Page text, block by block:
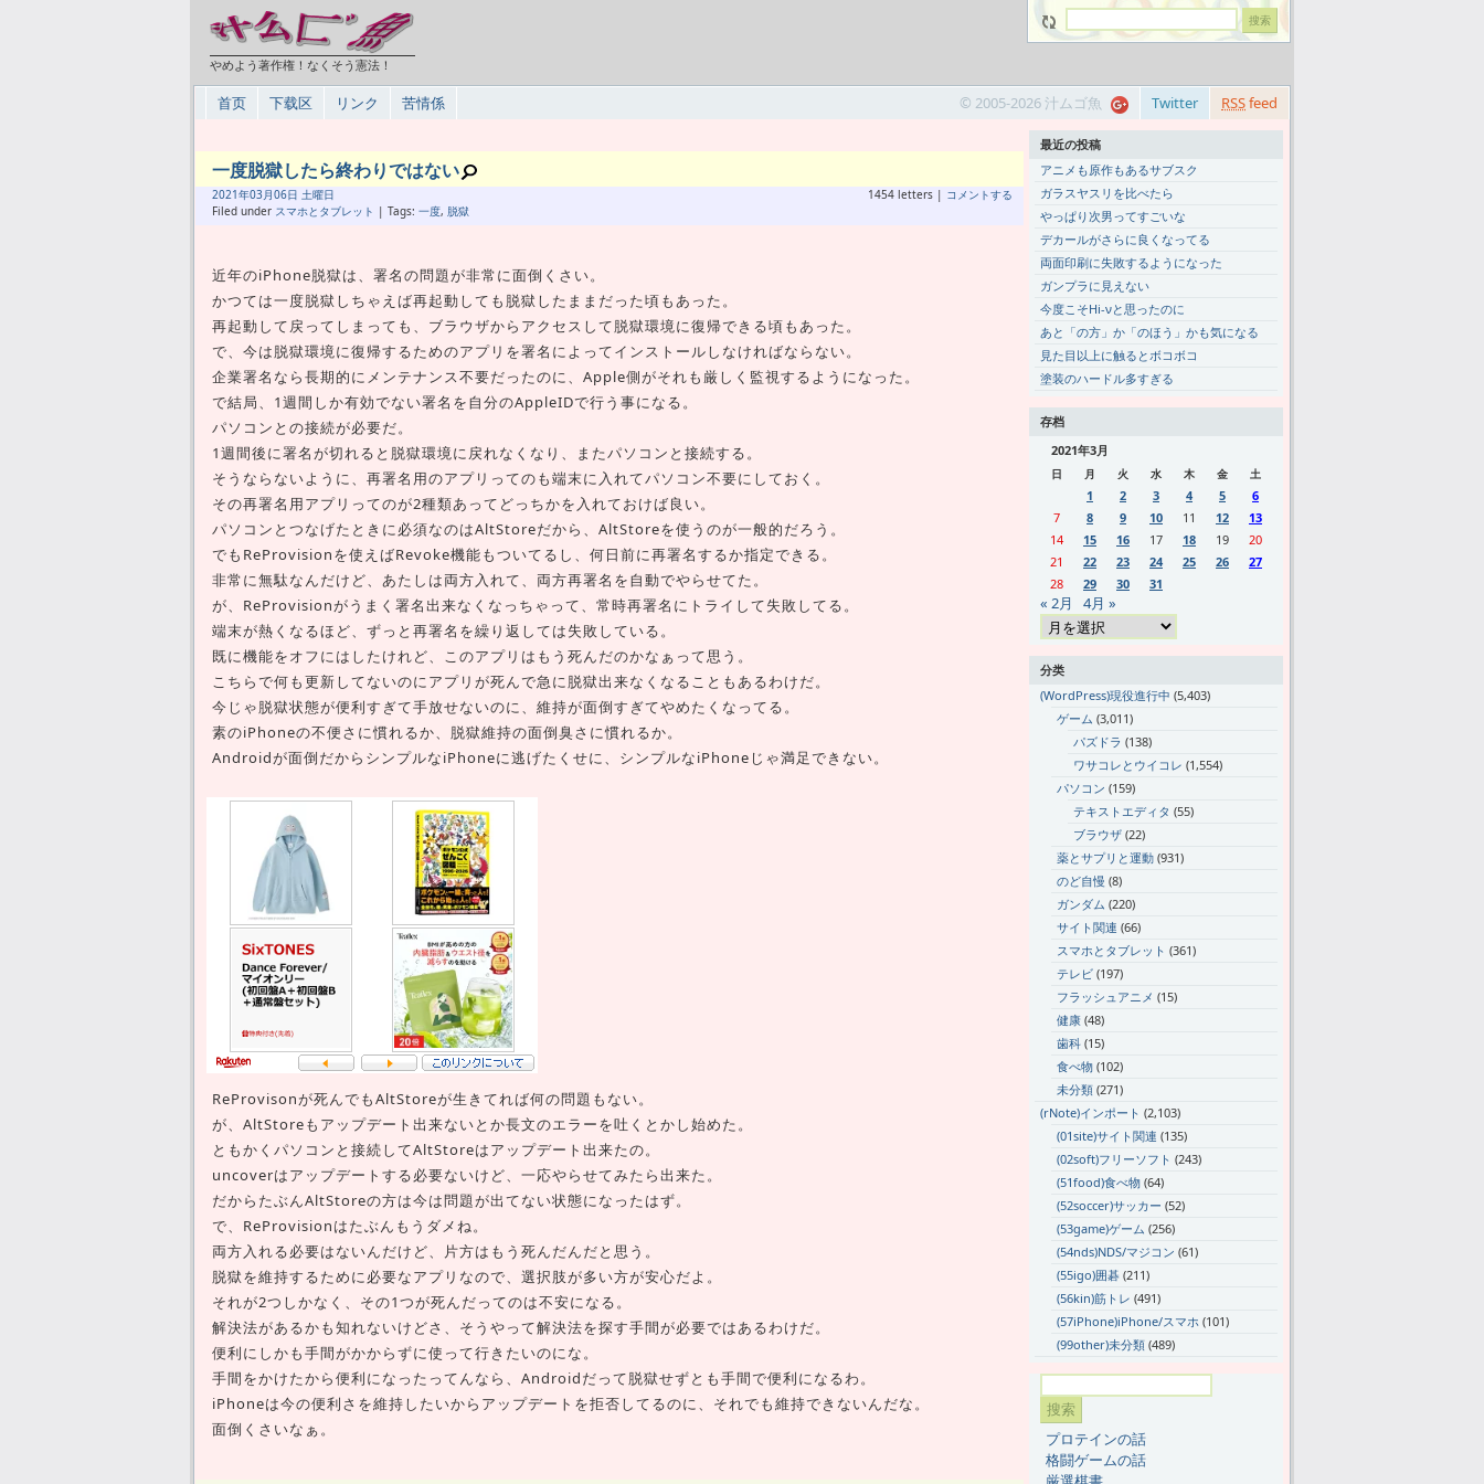
やめよう著作権！なくそう憲法！
首页 下载区 リンク 苦情係 RSSfeed
Twitter
© 2005-2026 汁ムゴ魚
一度脱獄したら終わりではない
2021年03月06日 土曜日
Filed under スマホとタブレット | Tags: 一度, 脱獄
1454 letters | コメントする
近年のiPhone脱獄は、署名の問題が非常に面倒くさい。
かつては一度脱獄しちゃえば再起動しても脱獄したままだった頃もあった。
再起動して戻ってしまっても、ブラウザからアクセスして脱獄環境に復帰できる頃もあった。
で、今は脱獄環境に復帰するためのアプリを署名によってインストールしなければならない。
企業署名なら長期的にメンテナンス不要だったのに、Apple側がそれも厳しく監視するようになった。
で結局、1週間しか有効でない署名を自分のAppleIDで行う事になる。
パソコンとの接続が必要だ。
1週間後に署名が切れると脱獄環境に戻れなくなり、またパソコンと接続する。
そうならないように、再署名用のアプリってのも端末に入れてパソコン不要にしておく。
その再署名用アプリってのが2種類あってどっちかを入れておけば良い。
パソコンとつなげたときに必須なのはAltStoreだから、AltStoreを使うのが一般的だろう。
でもReProvisionを使えばRevoke機能もついてるし、何日前に再署名するか指定できる。
非常に無駄なんだけど、あたしは両方入れて、両方再署名を自動でやらせてた。
が、ReProvisionがうまく署名出来なくなっちゃって、常時再署名にトライして失敗してる。
端末が熱くなるほど、ずっと再署名を繰り返しては失敗している。
既に機能をオフにはしたけれど、このアプリはもう死んだのかなぁって思う。
こちらで何も更新してないのにアプリが死んで急に脱獄出来なくなることもあるわけだ。
今じゃ脱獄状態が便利すぎて手放せないのに、維持が面倒すぎてやめたくなってる。
素のiPhoneの不便さに慣れるか、脱獄維持の面倒臭さに慣れるか。
Androidが面倒だからシンプルなiPhoneに逃げたくせに、シンプルなiPhoneじゃ満足できない。
ReProvisonが死んでもAltStoreが生きてれば何の問題もない。
が、AltStoreもアップデート出来ないとか長文のエラーを吐くとかし始めた。
ともかくパソコンと接続してAltStoreはアップデート出来たの。
uncoverはアップデートする必要ないけど、一応やらせてみたら出来た。
だからたぶんAltStoreの方は今は問題が出てない状態になったはず。
で、ReProvisionはたぶんもうダメね。
両方入れる必要はないんだけど、片方はもう死んだんだと思う。
脱獄を維持するために必要なアプリなので、選択肢が多い方が安心だよ。
それが2つしかなく、その1つが死んだってのは不安になる。
解決法があるかも知れないけどさ、そうやって解決法を探す手間が必要ではあるわけだ。
便利にしかも手間がかからずに使って行きたいのにな。
手間をかけたから便利になったってんなら、Androidだって脱獄せずとも手間で便利になるわ。
iPhoneは今の便利さを維持したいからアップデートを拒否してるのに、それでも維持できないんだな。
面倒くさいなぁ。
最近の投稿
アニメも原作もあるサブスク
ガラスヤスリを比べたら
やっぱり次男ってすごいな
デカールがさらに良くなってる
両面印刷に失敗するようになった
ガンプラに見えない
今度こそHi-νと思ったのに
あと「の方」か「のほう」かも気になる
見た目以上に触るとボコボコ
塗装のハードル多すぎる
存档
2021年3月
日 月 火 水 木 金 土
1 2 3 4 5
6
7
8 9 10 11 12
13
14
15 16 17 18 19
20
21
22 23 24 25 26
27
28
29 30 31
« 2月 4月 »
分类
(WordPress)現役進行中 (5,403)
ゲーム (3,011)
パズドラ (138)
ワサコレとウイコレ (1,554)
パソコン (159)
テキストエディタ (55)
ブラウザ (22)
薬とサプリと運動 (931)
のど自慢 (8)
ガンダム (220)
サイト関連 (66)
スマホとタブレット (361)
テレビ (197)
フラッシュアニメ (15)
健康 (48)
歯科 (15)
食べ物 (102)
未分類 (271)
(rNote)インポート (2,103)
(01site)サイト関連 (135)
(02soft)フリーソフト (243)
(51food)食べ物 (64)
(52soccer)サッカー (52)
(53game)ゲーム (256)
(54nds)NDS/マジコン (61)
(55igo)囲碁 (211)
(56kin)筋トレ (491)
(57iPhone)iPhone/スマホ (101)
(99other)未分類 (489)
プロテインの話
格闘ゲームの話